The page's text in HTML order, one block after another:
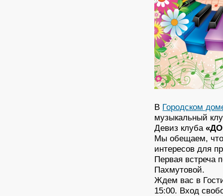
В Городском
музыкальный
Девиз клуба
Мы обещаем, что
интересов для
Первая встреча
Пахмутовой.
Ждем вас в
15:00. Вход